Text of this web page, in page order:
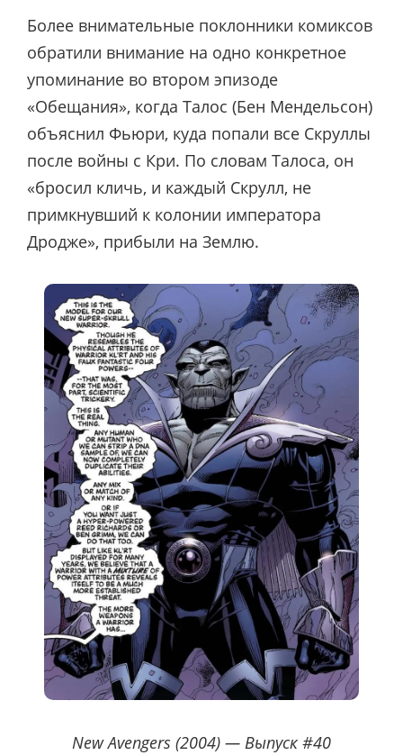
Более внимательные поклонники комиксов
обратили внимание на одно конкретное
упоминание во втором эпизоде
«Обещания», когда Талос (Бен Мендельсон)
объяснил Фьюри, куда попали все Скруллы
после войны с Кри. По словам Талоса, он
«бросил кличь, и каждый Скрулл, не
примкнувший к колонии императора
Дродже», прибыли на Землю.
New Avengers (2004) — Выпуск #40